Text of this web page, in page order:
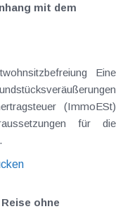
mit dem
Eine
(ImmoESt)
für die
ohne